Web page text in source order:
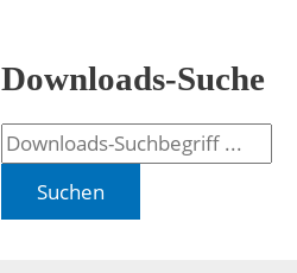
Downloads-Suche
Suchen